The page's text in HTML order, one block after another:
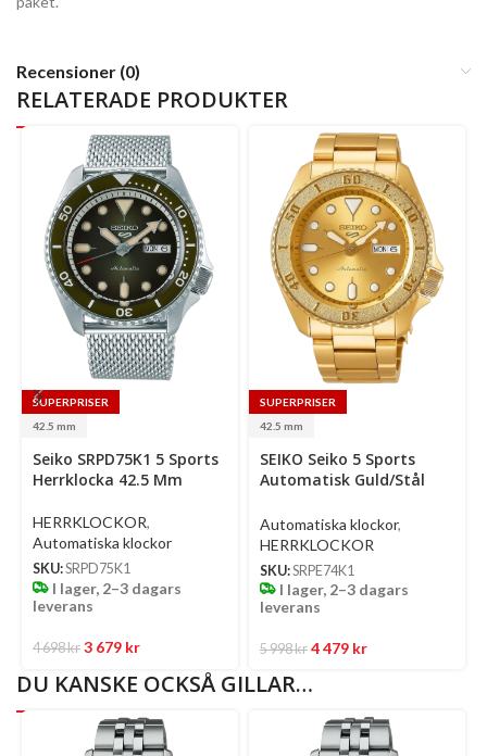
Recensioner (0)
RELATERADE PRODUKTER
SUPERPRISER
42.5 mm
Select
options
Seiko SRPD75K1 5 Sports
Herrklocka 42.5 Mm
HERRKLOCKOR,
Automatiska klockor
SKU:SRPD75K1
I lager, 2–3 dagars
leverans
4 698kr 3 679 kr
SUPERPRISER
42.5 mm
options
SEIKO Seiko 5 Sports
Automatisk Guld/Stål
Automatiska klockor,
HERRKLOCKOR
SKU:SRPE74K1
I lager, 2–3 dagars
leverans
5 998kr 4 479 kr
DU KANSKE OCKSÅ GILLAR…